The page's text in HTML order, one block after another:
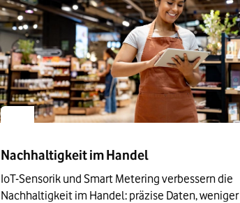
Nachhaltigkeit im Handel
IoT-Sensorik und Smart Metering verbessern die
Nachhaltigkeit im Handel: präzise Daten, weniger